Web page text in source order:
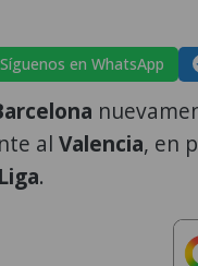
Síguenos en WhatsApp
al Valencia, en
.